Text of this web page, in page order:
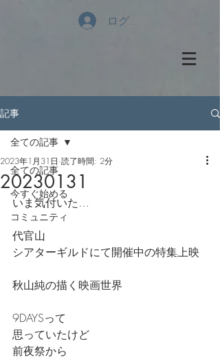
ログイン
記事
全ての記事
今すぐ始める
コミュニティ
全ての記事
20230131
2023年1月31日 読了時間: 2分
いま気付いた…
代官山
シアターギルドにて開催中の特集上映
秋山純の描く映画世界
9DAYSって
思っていたけど
前夜祭から